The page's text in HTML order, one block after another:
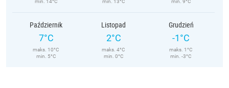
min. 14°C
min. 13°C
min. 9°C
Październik
7°C
maks. 10°C
min. 5°C
Listopad
2°C
maks. 4°C
min. 0°C
Grudzień
-1°C
maks. 1°C
min. -3°C